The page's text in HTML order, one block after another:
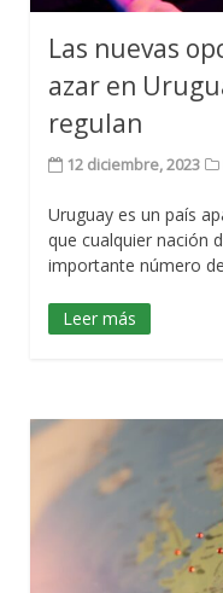
Las nuevas
azar en
regulan
12 diciembre, 2023
Uruguay es un país
que cualquier nación
importante número de
Leer más